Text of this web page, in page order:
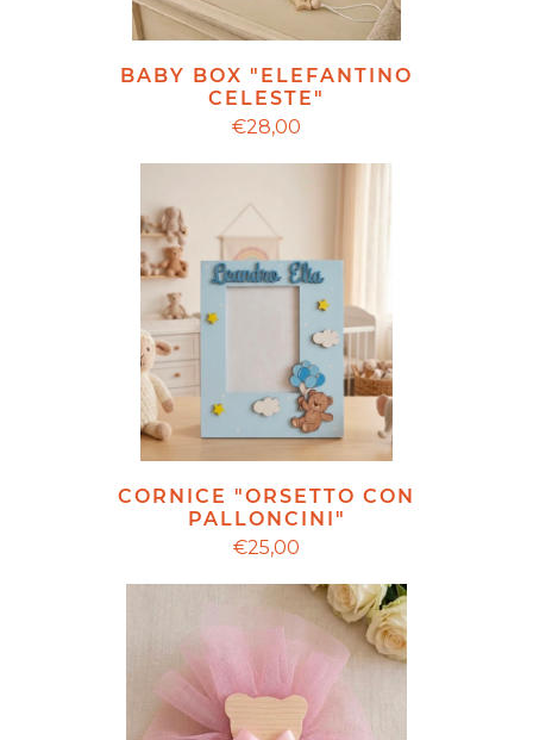
BABY BOX "ELEFANTINO
CELESTE"
€28,00
CORNICE "ORSETTO CON
PALLONCINI"
€25,00